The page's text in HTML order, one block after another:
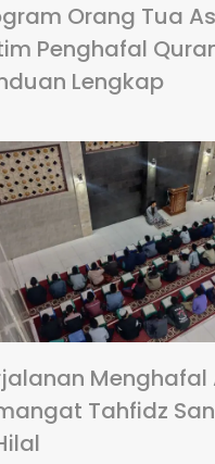
Orang Tua
Penghafal
Lengkap
Menghafal
Tahfidz